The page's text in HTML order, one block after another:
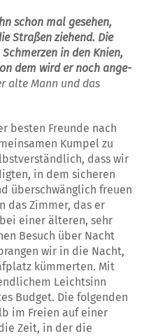
schon mal gesehen,
Straßen ziehend. Die
in den Knien,
dem wird er noch ange­
alte Mann und das
besten Freun­de nach
Kumpel zu
dass wir
in dem sicheren
überschwänglich freu­en
das Zim­mer, das er
einer älteren, sehr
Besuch über Nacht
wir in die Nacht,
kümmerten. Mit
Leichtsinn
Budget. Die folgenden
im Freien auf einer
Zeit, in der die